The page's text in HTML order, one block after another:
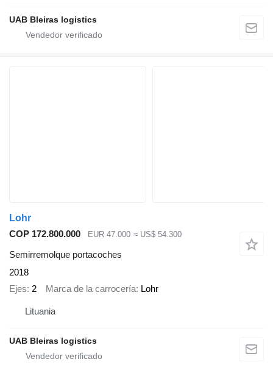
UAB Bleiras logistics
Lohr
COP 172.800.000
EUR 47.000 ≈ US$ 54.300
Semirremolque portacoches
2018
Ejes 2 Marca de la carrocería Lohr
Lituania
UAB Bleiras logistics